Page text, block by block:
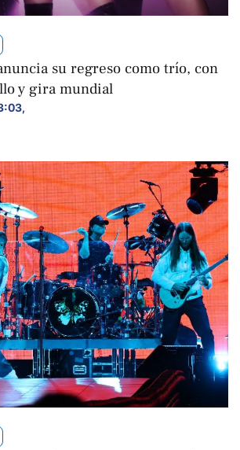
su regreso como trío, con
y gira mundial
,